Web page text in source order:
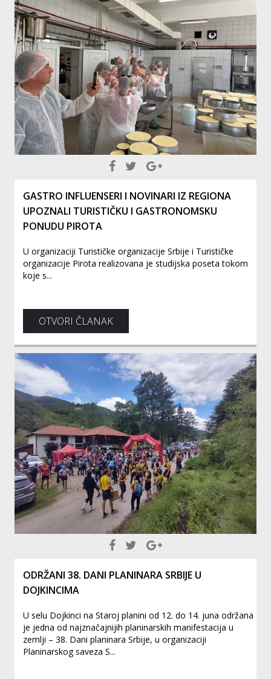
GASTRO INFLUENSERI I NOVINARI IZ REGIONA
UPOZNALI TURISTIČKU I GASTRONOMSKU
PONUDU PIROTA
U organizaciji Turističke organizacije Srbije i Turističke
organizacije Pirota realizovana je studijska poseta tokom
koje s...
OTVORI ČLANAK
ODRŽANI 38. DANI PLANINARA SRBIJE U
DOJKINCIMA
U selu Dojkinci na Staroj planini od 12. do 14. juna održana
je jedna od najznačajnijih planinarskih manifestacija u
zemlji – 38. Dani planinara Srbije, u organizaciji
Planinarskog saveza S...